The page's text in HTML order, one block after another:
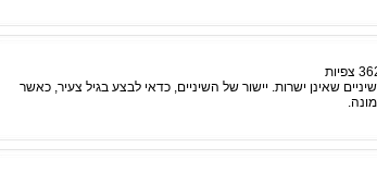
צפיות
שאינן ישרות. יישור של השיניים, כדאי לבצע בגיל צעיר, כאשר